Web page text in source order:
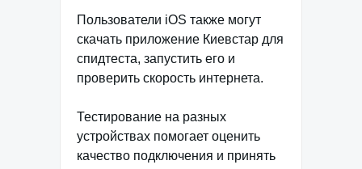
Пользователи iOS также могут
скачать приложение Киевстар для
спидтеста, запустить его и
проверить скорость интернета.
Тестирование на разных
устройствах помогает оценить
качество подключения и принять